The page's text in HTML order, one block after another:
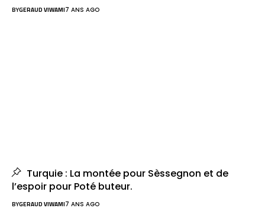
BYGERAUD VIWAMI7 ANS AGO
Turquie : La montée pour Sèssegnon et de
l’espoir pour Poté buteur.
BYGERAUD VIWAMI7 ANS AGO